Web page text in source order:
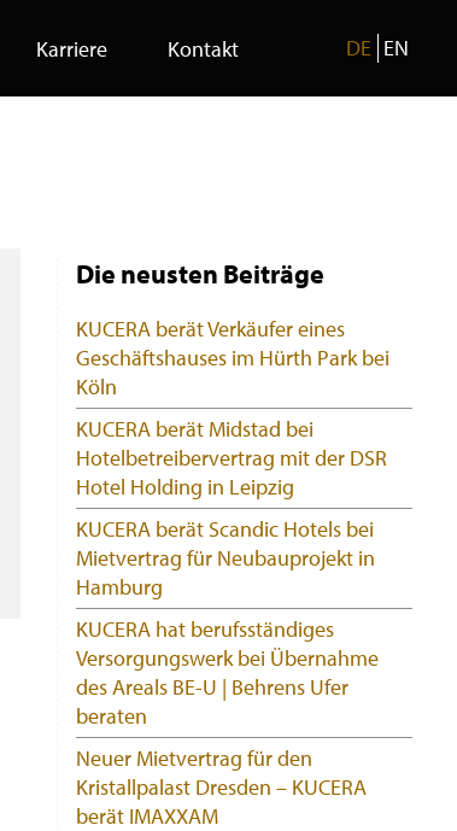
Karriere Kontakt DE EN
Die neusten Beiträge
KUCERA berät Verkäufer eines
Geschäftshauses im Hürth Park bei
Köln
KUCERA berät Midstad bei
Hotelbetreibervertrag mit der DSR
Hotel Holding in Leipzig
KUCERA berät Scandic Hotels bei
Mietvertrag für Neubauprojekt in
Hamburg
KUCERA hat berufsständiges
Versorgungswerk bei Übernahme
des Areals BE-U | Behrens Ufer
beraten
Neuer Mietvertrag für den
Kristallpalast Dresden – KUCERA
berät IMAXXAM